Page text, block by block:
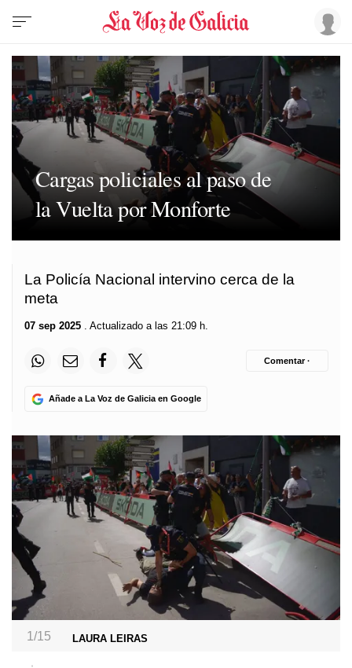
Cargas policiales al paso de
la Vuelta por Monforte
La Policía Nacional intervino cerca de la
meta
07 sep 2025 . Actualizado a las 21:09 h.
Añade a La Voz de Galicia en Google
Comentar ·
1/15 LAURA LEIRAS